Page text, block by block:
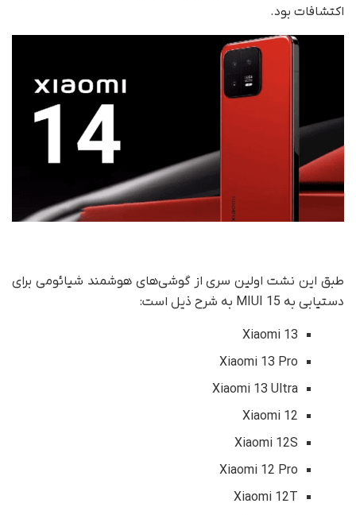
اکتشافات بود.
طبق این نشت اولین سری از گوشی‌های هوشمند شیائومی برای
دستیابی به MIUI 15 به شرح ذیل است:
Xiaomi 13
Xiaomi 13 Pro
Xiaomi 13 Ultra
Xiaomi 12
Xiaomi 12S
Xiaomi 12 Pro
Xiaomi 12T